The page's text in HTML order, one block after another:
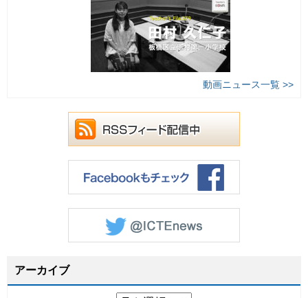
動画ニュース一覧 >>
アーカイブ